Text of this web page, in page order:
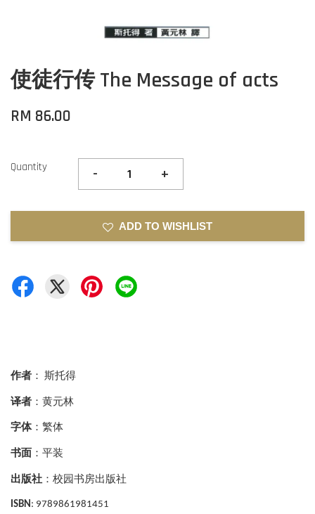
使徒行传 The Message of acts
RM 86.00
Quantity - +
ADD TO WISHLIST
作者 ： 斯托得
译者 ：黄元林
字体：繁体
书面 ：平装
出版社 ：校园书房出版社
ISBN: 9789861981451